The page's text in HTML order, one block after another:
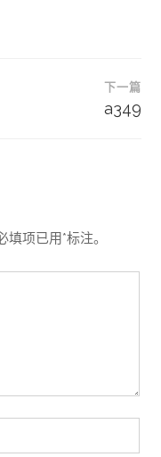
下一篇
a349
项已用*标注。